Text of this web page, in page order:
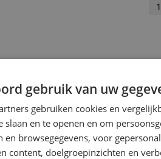
gebruik van uw
gebruiken cookies en
slaan en te openen en om
en browsegegevens, voor
content, doelgroepinzichten en